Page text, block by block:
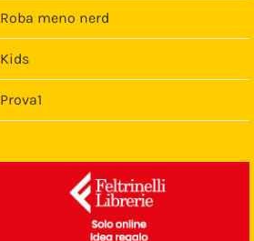
Roba meno nerd
Kids
Prova1